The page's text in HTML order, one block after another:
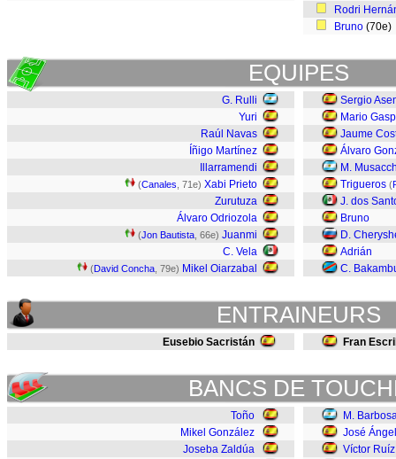
Rodri
Bruno (70e)
EQUIPES
G. Rulli
Yuri
Raúl Navas
Íñigo Martínez
Illarramendi
(Canales , 71e) Xabi Prieto
Zurutuza
Álvaro Odriozola
(Jon Bautista , 66e) Juanmi
C. Vela
(David Concha , 79e) Mikel Oiarzabal
Sergio
Mario
Jaume
Álvaro
M.
Trigueros (
J. dos
Bruno
D.
Adrián
C.
ENTRAINEURS
Eusebio Sacristán Fran
BANCS DE
Toño
Mikel González
Joseba Zaldúa
M.
José Ángel
Víctor Ruíz